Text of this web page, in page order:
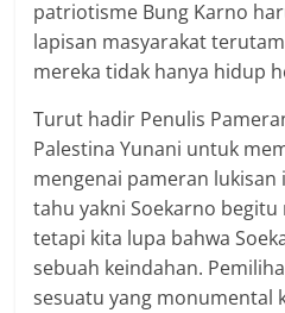
patriotisme Bung Karno
lapisan masyarakat
mereka tidak hanya hidup
Turut hadir Penulis
Palestina Yunani untuk
mengenai pameran lukisan
tahu yakni Soekarno
tetapi kita lupa bahwa
sebuah keindahan.
sesuatu yang monumental